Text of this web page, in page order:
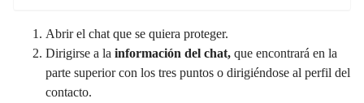
Abrir el chat que se quiera proteger.
Dirigirse a la información del chat, que encontrará en la
parte superior con los tres puntos o dirigiéndose al perfil del
contacto.